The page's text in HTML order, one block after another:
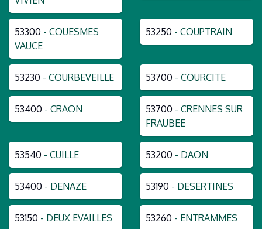
53300 - COUESMES
VAUCE
53250 - COUPTRAIN
53230 - COURBEVEILLE 53700 - COURCITE
53400 - CRAON 53700 - CRENNES SUR
FRAUBEE
53540 - CUILLE 53200 - DAON
53400 - DENAZE 53190 - DESERTINES
53150 - DEUX EVAILLES 53260 - ENTRAMMES